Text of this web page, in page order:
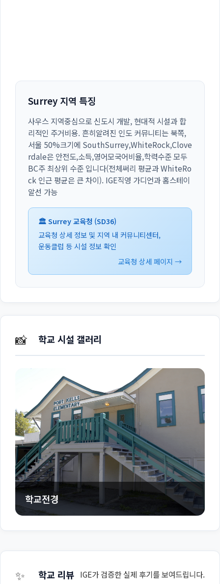
Surrey 지역 특징
사우스 지역중심으로 신도시 개발, 현대적 시설과 합
리적인 주거비용. 흔히알려진 인도 커뮤니티는 북쪽,
서울 50%크기에 SouthSurrey,WhiteRock,Clove
rdale은 안전도,소득,영어모국어비율,학력수준 모두
BC주 최상위 수준 입니다(전체써리 평균과 WhiteRo
ck 인근 평균은 큰 차이). IGE직영 가디언과 홈스테이
알선 가능
🏛️ Surrey 교육청 (SD36)
교육청 상세 정보 및 지역 내 커뮤니티센터,
운동클럽 등 시설 정보 확인
교육청 상세 페이지 →
📸 학교 시설 갤러리
학교전경
✨ 학교 리뷰 IGE가 검증한 실제 후기를 보여드립니다.